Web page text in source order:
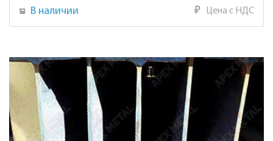
В наличии ₽ Цена с НДС